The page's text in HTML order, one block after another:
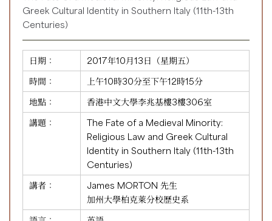
Greek Cultural Identity in Southern Italy (11th-13th
Centuries)
日期：
2017年10月13日（星期五）
時間：
上午10時30分至下午12時15分
地點：
香港中文大學李兆基樓3樓306室
講題：
The Fate of a Medieval Minority:
Religious Law and Greek Cultural
Identity in Southern Italy (11th-13th
Centuries)
講者：
James MORTON 先生
加州大學柏克萊分校歷史系